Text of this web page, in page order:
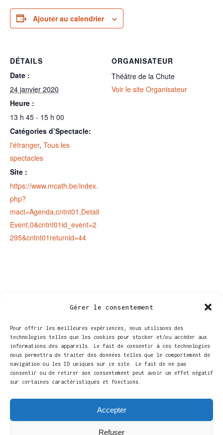
Gérer le consentement
Pour offrir les meilleures expériences, nous utilisons des
technologies telles que les cookies pour stocker et/ou accéder aux
informations des appareils. Le fait de consentir à ces technologies
nous permettra de traiter des données telles que le comportement de
navigation ou les ID uniques sur ce site. Le fait de ne pas
consentir ou de retirer son consentement peut avoir un effet négatif
sur certaines caractéristiques et fonctions.
Accepter
Refuser
Ajouter au calendrier
DÉTAILS
Date :
24 janvier 2020
Heure :
13 h 45 - 15 h 00
Catégories d’Spectacle:
l'étranger, Tous les
spectacles
Site :
https://www.mcath.be/index.
php?
mact=Agenda,cntnt01,Detail
Event,0&cntnt01id_event=2
295&cntnt01returnid=44
ORGANISATEUR
Théâtre de la Chute
Voir le site Organisateur
LIEU
Maison culturelle d’Ath